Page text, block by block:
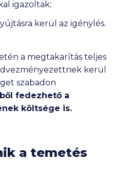
igazoltak;
kerül az igénylés.
a megtakarítás teljes
kerül
szabadon
fedezhető a
költsége is.
a temetés